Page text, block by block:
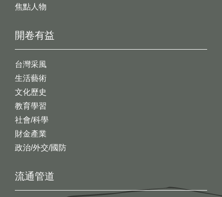
開卷有益
台灣采風
生活藝術
文化歷史
教育學習
社會/科學
財金產業
政治/外交/國防
焦點人物
流通管道